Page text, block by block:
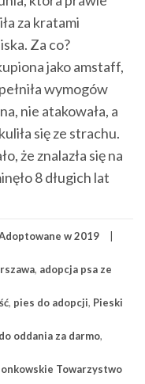
za kratami
Za co?
jako amstaff,
wymogów
nie atakowała, a
się ze strachu.
że znalazła się na
8 długich lat
w 2019
, adopcja psa ze
, pies do adopcji, Pieski
oddania za darmo,
Towarzystwo